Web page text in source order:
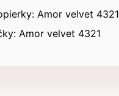
Amor velvet 4321
Amor velvet 4321